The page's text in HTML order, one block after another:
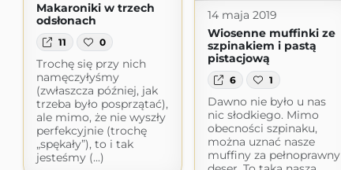
Makaroniki w trzech
odsłonach
11 0
Trochę się przy nich
namęczyłyśmy
(zwłaszcza później, jak
trzeba było posprzątać),
ale mimo, że nie wyszły
perfekcyjnie (trochę
„spękały”), to i tak
jesteśmy (...)
14 maja 2019
Wiosenne muffinki ze
szpinakiem i pastą
pistacjową
6 1
Dawno nie było u nas
nic słodkiego. Mimo
obecności szpinaku,
można uznać nasze
muffiny za pełnoprawny